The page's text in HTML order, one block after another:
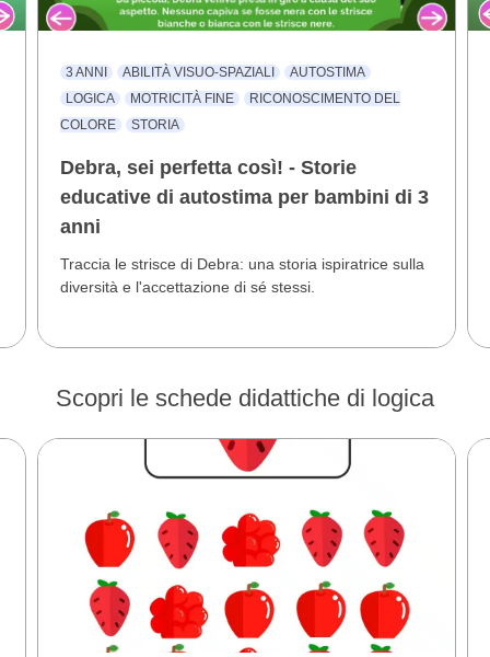
3 ANNI ABILITÀ VISUO-SPAZIALI
AUTOSTIMA
LOGICA
MOTRICITÀ FINE
RICONOSCIMENTO DEL
COLORE
STORIA
Debra, sei perfetta così! - Storie
educative di autostima per bambini di 3
anni
Traccia le strisce di Debra: una storia ispiratrice sulla
diversità e l'accettazione di sé stessi.
Scopri le schede didattiche di logica